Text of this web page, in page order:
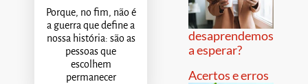
Porque, no fim, não é
a guerra que define a
nossa história: são as
pessoas que
escolhem
permanecer
desaprendemos
a esperar?
Acertos e erros